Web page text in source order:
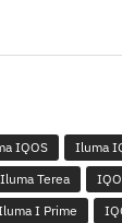
IQOS
Iluma
Iluma Terea
I Prime